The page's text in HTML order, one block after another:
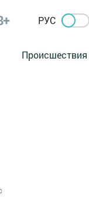
РУС
Происшествия